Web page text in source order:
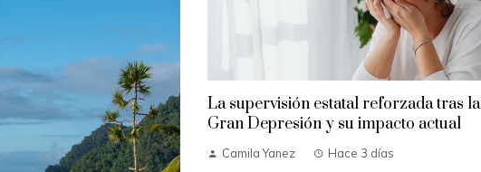
La supervisión estatal reforzada tras la
Gran Depresión y su impacto actual
Camila Yanez Hace 3 días